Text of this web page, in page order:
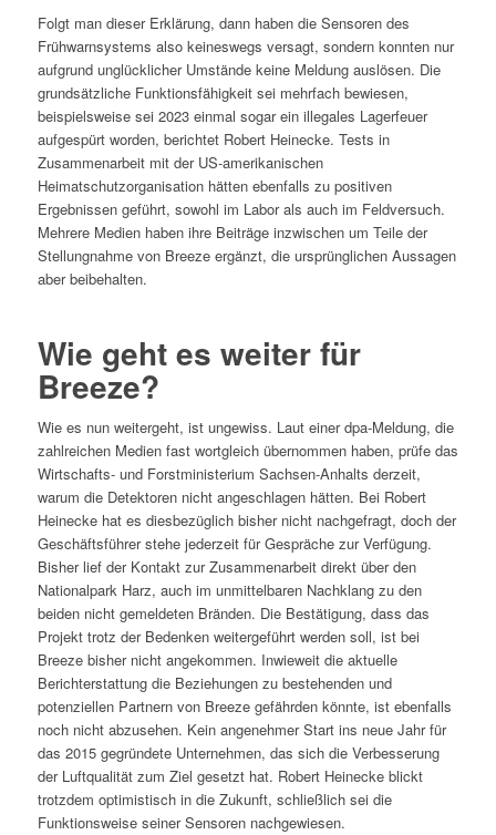
Folgt man dieser Erklärung, dann haben die Sensoren des
Frühwarnsystems also keineswegs versagt, sondern konnten nur
aufgrund unglücklicher Umstände keine Meldung auslösen. Die
grundsätzliche Funktionsfähigkeit sei mehrfach bewiesen,
beispielsweise sei 2023 einmal sogar ein illegales Lagerfeuer
aufgespürt worden, berichtet Robert Heinecke. Tests in
Zusammenarbeit mit der US-amerikanischen
Heimatschutzorganisation hätten ebenfalls zu positiven
Ergebnissen geführt, sowohl im Labor als auch im Feldversuch.
Mehrere Medien haben ihre Beiträge inzwischen um Teile der
Stellungnahme von Breeze ergänzt, die ursprünglichen Aussagen
aber beibehalten.
Wie geht es weiter für
Breeze?
Wie es nun weitergeht, ist ungewiss. Laut einer dpa-Meldung, die
zahlreichen Medien fast wortgleich übernommen haben, prüfe das
Wirtschafts- und Forstministerium Sachsen-Anhalts derzeit,
warum die Detektoren nicht angeschlagen hätten. Bei Robert
Heinecke hat es diesbezüglich bisher nicht nachgefragt, doch der
Geschäftsführer stehe jederzeit für Gespräche zur Verfügung.
Bisher lief der Kontakt zur Zusammenarbeit direkt über den
Nationalpark Harz, auch im unmittelbaren Nachklang zu den
beiden nicht gemeldeten Bränden. Die Bestätigung, dass das
Projekt trotz der Bedenken weitergeführt werden soll, ist bei
Breeze bisher nicht angekommen. Inwieweit die aktuelle
Berichterstattung die Beziehungen zu bestehenden und
potenziellen Partnern von Breeze gefährden könnte, ist ebenfalls
noch nicht abzusehen. Kein angenehmer Start ins neue Jahr für
das 2015 gegründete Unternehmen, das sich die Verbesserung
der Luftqualität zum Ziel gesetzt hat. Robert Heinecke blickt
trotzdem optimistisch in die Zukunft, schließlich sei die
Funktionsweise seiner Sensoren nachgewiesen.